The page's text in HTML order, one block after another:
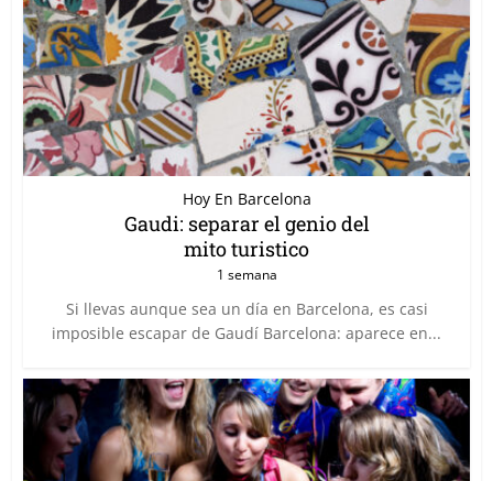
Hoy En Barcelona
Gaudi: separar el genio del
mito turistico
1 semana
Si llevas aunque sea un día en Barcelona, es casi
imposible escapar de Gaudí Barcelona: aparece en...